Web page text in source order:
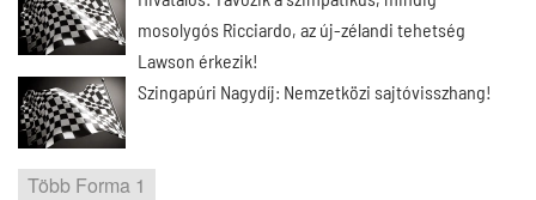
mosolygós Ricciardo, az új-zélandi tehetség
Lawson érkezik!
Szingapúri Nagydíj: Nemzetközi sajtóvisszhang!
Több Forma 1